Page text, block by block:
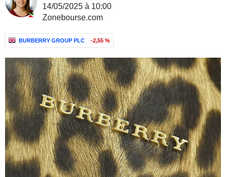
14/05/2025 à 10:00
Zonebourse.com
BURBERRY GROUP PLC -2,55 %